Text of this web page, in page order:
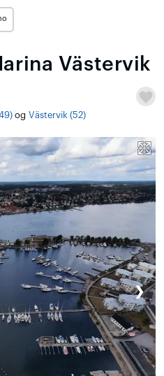
Västervik
og Västervik (52)
❯